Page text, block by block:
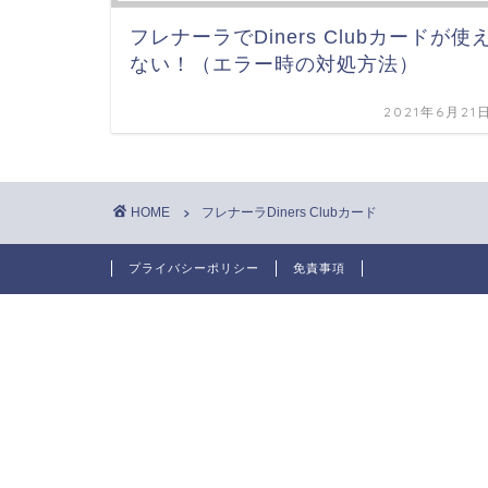
フレナーラでDiners Clubカードが使
ない！（エラー時の対処方法）
2021年6月21
HOME フレナーラDiners Clubカード
プライバシーポリシー 免責事項